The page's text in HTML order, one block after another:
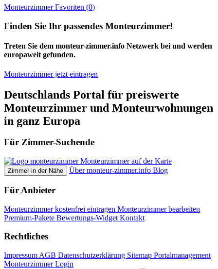
MonteurzimmerFavoriten (0)
Finden Sie Ihr passendes Monteurzimmer!
Treten Sie dem monteur-zimmer.info Netzwerk bei und werden
europaweit gefunden.
Monteurzimmer jetzt eintragen
Deutschlands Portal für preiswerte
Monteurzimmer und Monteurwohnungen
in ganz Europa
Für Zimmer-Suchende
Monteurzimmer auf der Karte
Zimmer in der Nähe Über monteur-zimmer.info Blog
Für Anbieter
Monteurzimmer kostenfrei eintragen Monteurzimmer bearbeiten
Premium-Pakete Bewertungs-Widget Kontakt
Rechtliches
Impressum AGB Datenschutzerklärung Sitemap Portalmanagement
Monteurzimmer Login